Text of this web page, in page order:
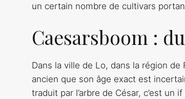
un certain nombre de cultivars
Caesarsboom :
Dans la ville de Lo, dans la région
ancien que son âge exact est
traduit par l’arbre de César, c’est un